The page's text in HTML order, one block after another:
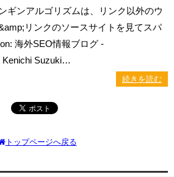
ギンアルゴリズムは、リンク以外のウ
リンクのソースサイトを見てスパ
海外SEO情報ブログ -
Kenichi Suzuki…
続きを読む
トップページへ戻る